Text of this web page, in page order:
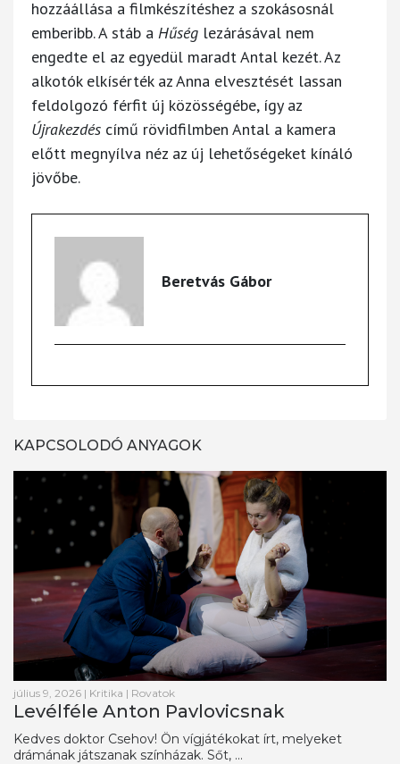
hozzáállása a filmkészítéshez a szokásosnál
emberibb. A stáb a Hűség lezárásával nem
engedte el az egyedül maradt Antal kezét. Az
alkotók elkísérték az Anna elvesztését lassan
feldolgozó férfit új közösségébe, így az
Újrakezdés című rövidfilmben Antal a kamera
előtt megnyílva néz az új lehetőségeket kínáló
jövőbe.
Beretvás Gábor
KAPCSOLODÓ ANYAGOK
július 9, 2026 | Kritika | Rovatok
Levélféle Anton Pavlovicsnak
Kedves doktor Csehov! Ön vígjátékokat írt, melyeket
drámának játszanak színházak. Sőt, ...